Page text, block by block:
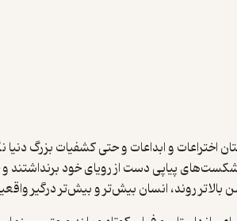
و ابداعات و حتی کشفیات بزرگ دنیا
پیاپی دست از رویای خود
روند، انسان بیش‌تر و بیش‌تر درگیر